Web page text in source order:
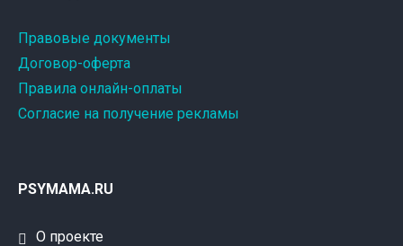
Правовые документы
Договор-оферта
Правила онлайн-оплаты
Согласие на получение рекламы
PSYMAMA.RU
О проекте